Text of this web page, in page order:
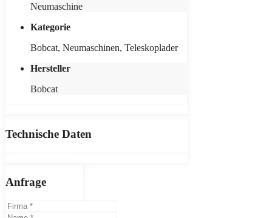
Neumaschine
Kategorie
Bobcat, Neumaschinen, Teleskoplader
Hersteller
Bobcat
Technische Daten
Anfrage